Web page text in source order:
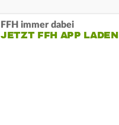
FFH immer dabei
JETZT FFH APP LADEN